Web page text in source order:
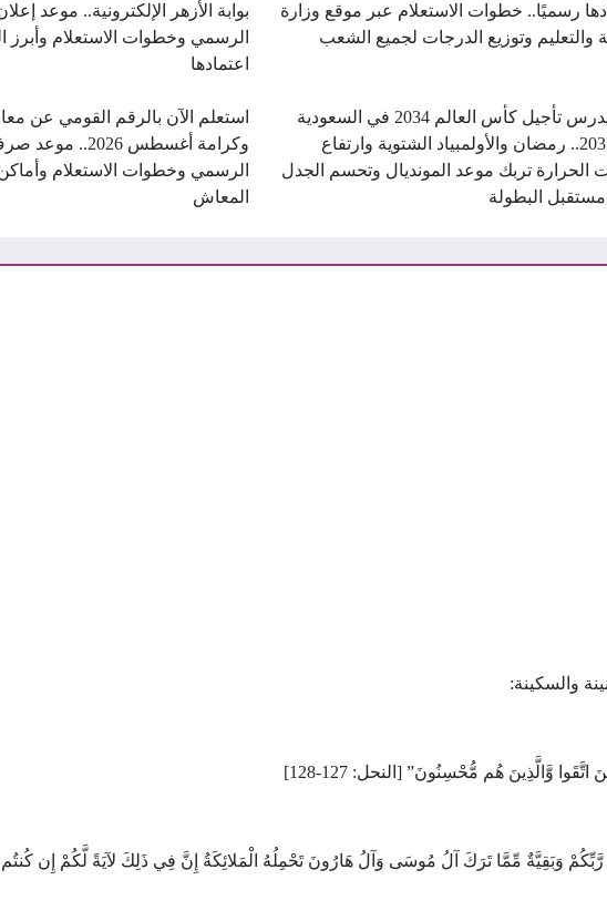
رسميًا.. خطوات الاستعلام عبر موقع وزارة
والتعليم وتوزيع الدرجات لجميع الشعب
بوابة الأزهر الإلكترونية.. موعد
الرسمي وخطوات الاستعلام وأبرز
اعتمادها
فيفا يدرس تأجيل كأس العالم 2034 في السعودية
إلى 2035.. رمضان والأولمبياد الشتوية وارتفاع
الحرارة تربك موعد المونديال وتحسم الجدل
البطولة
استعلم الآن بالرقم القومي عن
وكرامة أغسطس 2026..
الرسمي وخطوات الاستعلام
المعاش
والسكينة:
وَّالَّذِينَ هُم مُّحْسِنُونَ” [النحل: 127-128]
رَّبِّكُمْ وَبَقِيَّةٌ مِّمَّا تَرَكَ آلُ مُوسَى وَآلُ هَارُونَ تَحْمِلُهُ الْمَلائِكَةُ إِنَّ فِي ذَلِكَ لآيَةً لَّكُمْ إِن